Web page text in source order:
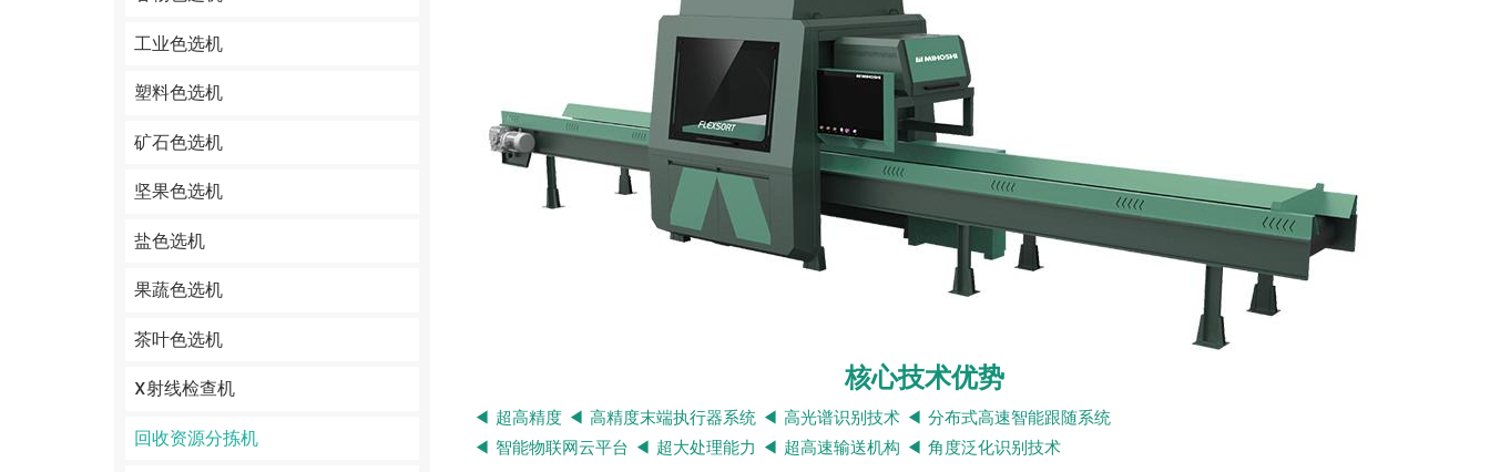
工业色选机
塑料色选机
矿石色选机
坚果色选机
盐色选机
果蔬色选机
茶叶色选机
X射线检查机
回收资源分拣机
核心技术优势
◀ 超高精度 ◀ 高精度末端执行器系统 ◀ 高光谱识别技术 ◀ 分布式高速智能跟随系统
◀ 智能物联网云平台 ◀ 超大处理能力 ◀ 超高速输送机构 ◀ 角度泛化识别技术